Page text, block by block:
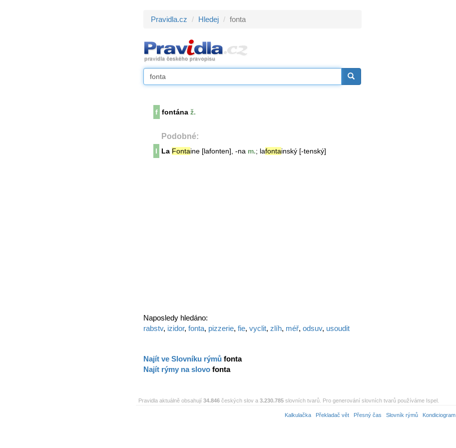
Pravidla.cz Hledej fonta
f fontána ž.
Podobné:
l La Fontaine [lafonten], -na m.; lafontainský [-tenský]
Naposledy hledáno:
rabstv, izidor, fonta, pizzerie, fie, vyclit, zlíh, méř, odsuv, usoudit
Najít ve Slovníku rýmů fonta
Najít rýmy na slovo fonta
Pravidla aktuálně obsahují 34.846 českých slov a 3.230.785 slovních tvarů. Pro generování slovních tvarů používáme Ispel.
Kalkulačka Překladač vět Přesný čas Slovník rýmů Kondiciogram